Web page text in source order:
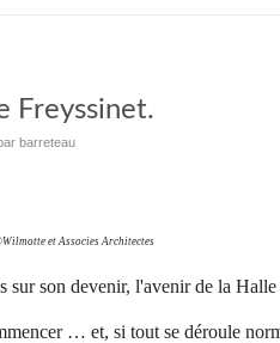
Freyssinet.
barreteau
et Associes Architectes
sur son devenir, l'avenir de la
… et, si tout se déroule